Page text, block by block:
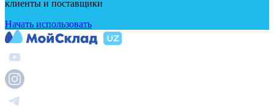
клиенты и поставщики
Начать использовать